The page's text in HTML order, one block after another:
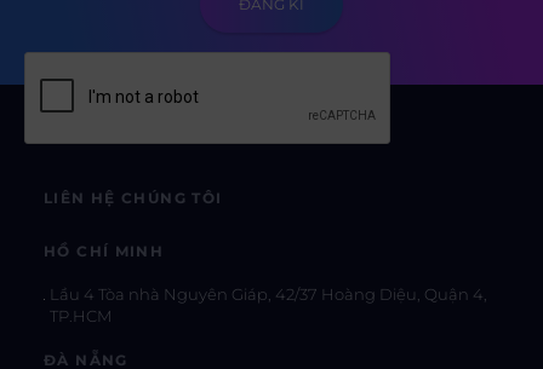
LIÊN HỆ CHÚNG TÔI
HỒ CHÍ MINH
Lầu 4 Tòa nhà Nguyên Giáp, 42/37 Hoàng Diệu, Quận 4,
TP.HCM
ĐÀ NẴNG